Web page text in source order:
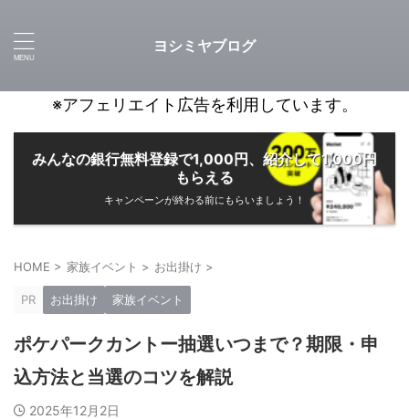
ヨシミヤブログ
※アフェリエイト広告を利用しています。
みんなの銀行無料登録で1,000円、紹介して1,000円
もらえる
キャンペーンが終わる前にもらいましょう！
HOME > 家族イベント > お出掛け >
PR お出掛け 家族イベント
ポケパークカントー抽選いつまで？期限・申
込方法と当選のコツを解説
2025年12月2日